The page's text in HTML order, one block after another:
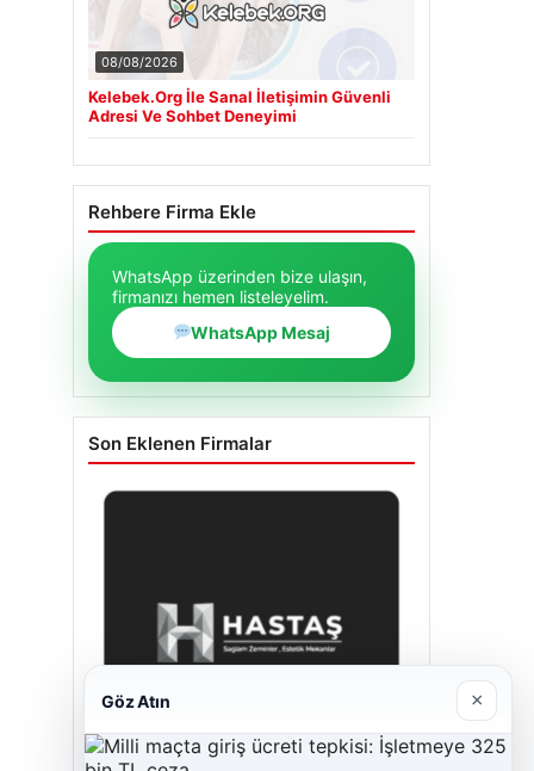
08/08/2026
Kelebek.Org İle Sanal İletişimin Güvenli
Adresi Ve Sohbet Deneyimi
Rehbere Firma Ekle
WhatsApp üzerinden bize ulaşın,
firmanızı hemen listeleyelim.
WhatsApp Mesaj
Son Eklenen Firmalar
Göz Atın ×